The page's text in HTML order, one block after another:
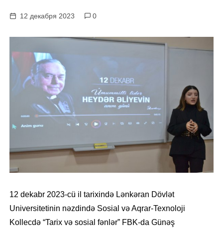
12 декабря 2023 0
12 dekabr 2023-cü il tarixində Lənkəran Dövlət
Universitetinin nəzdində Sosial və Aqrar-Texnoloji
Kollecdə “Tarix və sosial fənlər” FBK-da Günəş